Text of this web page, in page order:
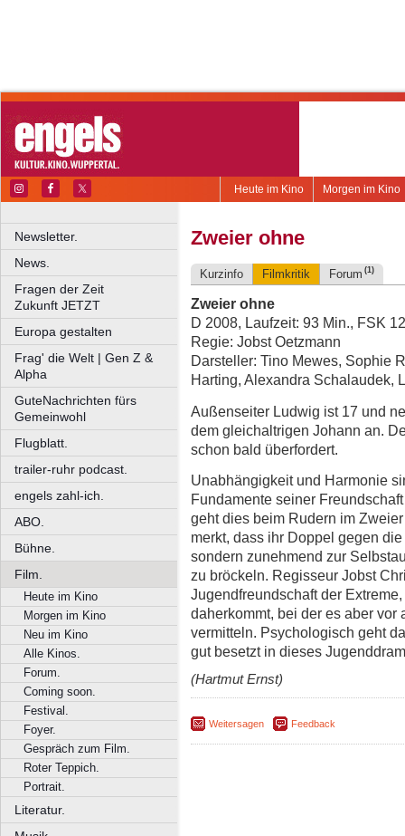
Morgen im Kino
Heute im Kino
Newsletter.
News.
Fragen der Zeit
Zukunft JETZT
Europa gestalten
Frag' die Welt | Gen Z &
Alpha
GuteNachrichten fürs
Gemeinwohl
Flugblatt.
trailer-ruhr podcast.
engels zahl-ich.
ABO.
Bühne.
Film.
Heute im Kino
Morgen im Kino
Neu im Kino
Alle Kinos.
Forum.
Coming soon.
Festival.
Foyer.
Gespräch zum Film.
Roter Teppich.
Portrait.
Literatur.
Zweier ohne
Kurzinfo Filmkritik Forum (1)
Zweier ohne
D 2008, Laufzeit: 93 Min., FSK 12
Regie: Jobst Oetzmann
Darsteller: Tino Mewes, Sophie
Harting, Alexandra Schalaudek,
Außenseiter Ludwig ist 17 und
dem gleichaltrigen Johann an.
schon bald überfordert.
Unabhängigkeit und Harmonie
Fundamente seiner
geht dies beim Rudern im
merkt, dass ihr Doppel gegen
sondern zunehmend zur
zu bröckeln. Regisseur Jobst
Jugendfreundschaft der
daherkommt, bei der es aber vor
vermitteln. Psychologisch geht
gut besetzt in dieses
(Hartmut Ernst)
Weitersagen Feedback